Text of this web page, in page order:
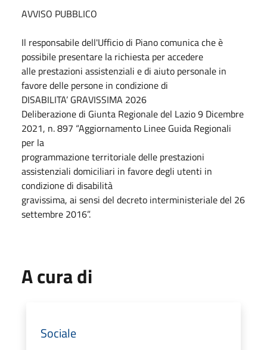
AVVISO PUBBLICO
Il responsabile dell'Ufficio di Piano comunica che è
possibile presentare la richiesta per accedere
alle prestazioni assistenziali e di aiuto personale in
favore delle persone in condizione di
DISABILITA’ GRAVISSIMA 2026
Deliberazione di Giunta Regionale del Lazio 9 Dicembre
2021, n. 897 “Aggiornamento Linee Guida Regionali
per la
programmazione territoriale delle prestazioni
assistenziali domiciliari in favore degli utenti in
condizione di disabilità
gravissima, ai sensi del decreto interministeriale del 26
settembre 2016”.
A cura di
Sociale